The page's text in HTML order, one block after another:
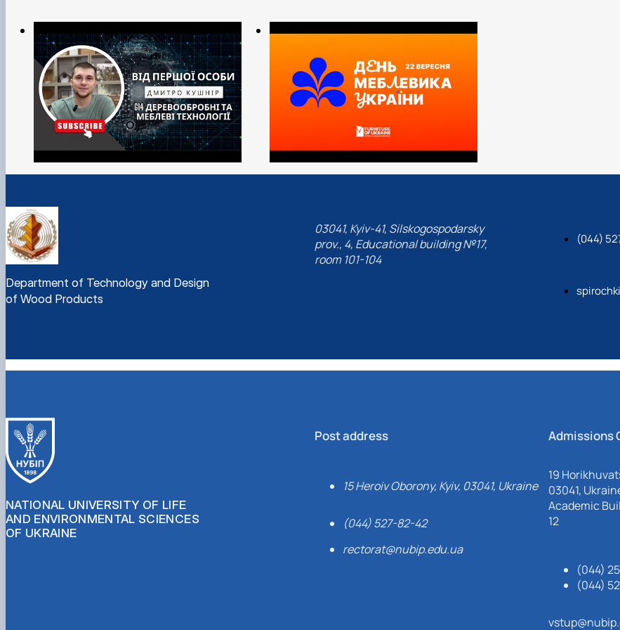
Department of Technology and Design
of Wood Products
03041, Kyiv-41, Silskogospodarsky
prov., 4, Educational building №17,
room 101-104
(044)
NATIONAL UNIVERSITY OF LIFE
AND ENVIRONMENTAL SCIENCES
OF UKRAINE
Post address
15 Heroiv Oborony, Kyiv, 03041, Ukraine
(044) 527-82-42
rectorat@nubip.edu.ua
Admissions
19
03041,
Academic
12
(044)
(044)